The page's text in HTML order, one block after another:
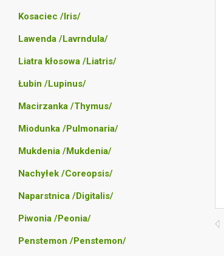
Kosaciec /Iris/
Lawenda /Lavrndula/
Liatra kłosowa /Liatris/
Łubin /Lupinus/
Macirzanka /Thymus/
Miodunka /Pulmonaria/
Mukdenia /Mukdenia/
Nachyłek /Coreopsis/
Naparstnica /Digitalis/
Piwonia /Peonia/
Penstemon /Penstemon/